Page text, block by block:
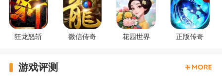
狂龙怒斩 微信传奇 花园世界 正版传奇
游戏评测